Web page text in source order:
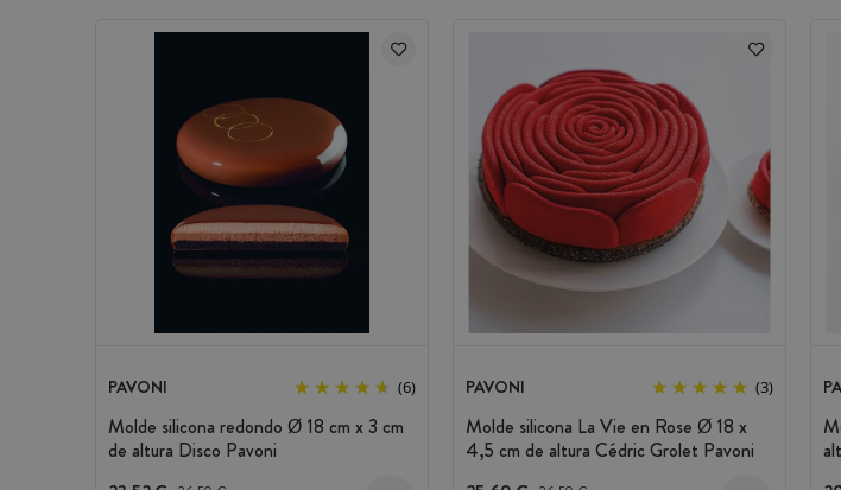
Cuidado: Apto para lavavajillas
Marca:
PAVONI (6)
Molde silicona redondo Ø 18 cm x 3 cm
de altura Disco Pavoni
PAVONI (3)
Molde silicona La Vie en Rose Ø 18 x
4,5 cm de altura Cédric Grolet Pavoni